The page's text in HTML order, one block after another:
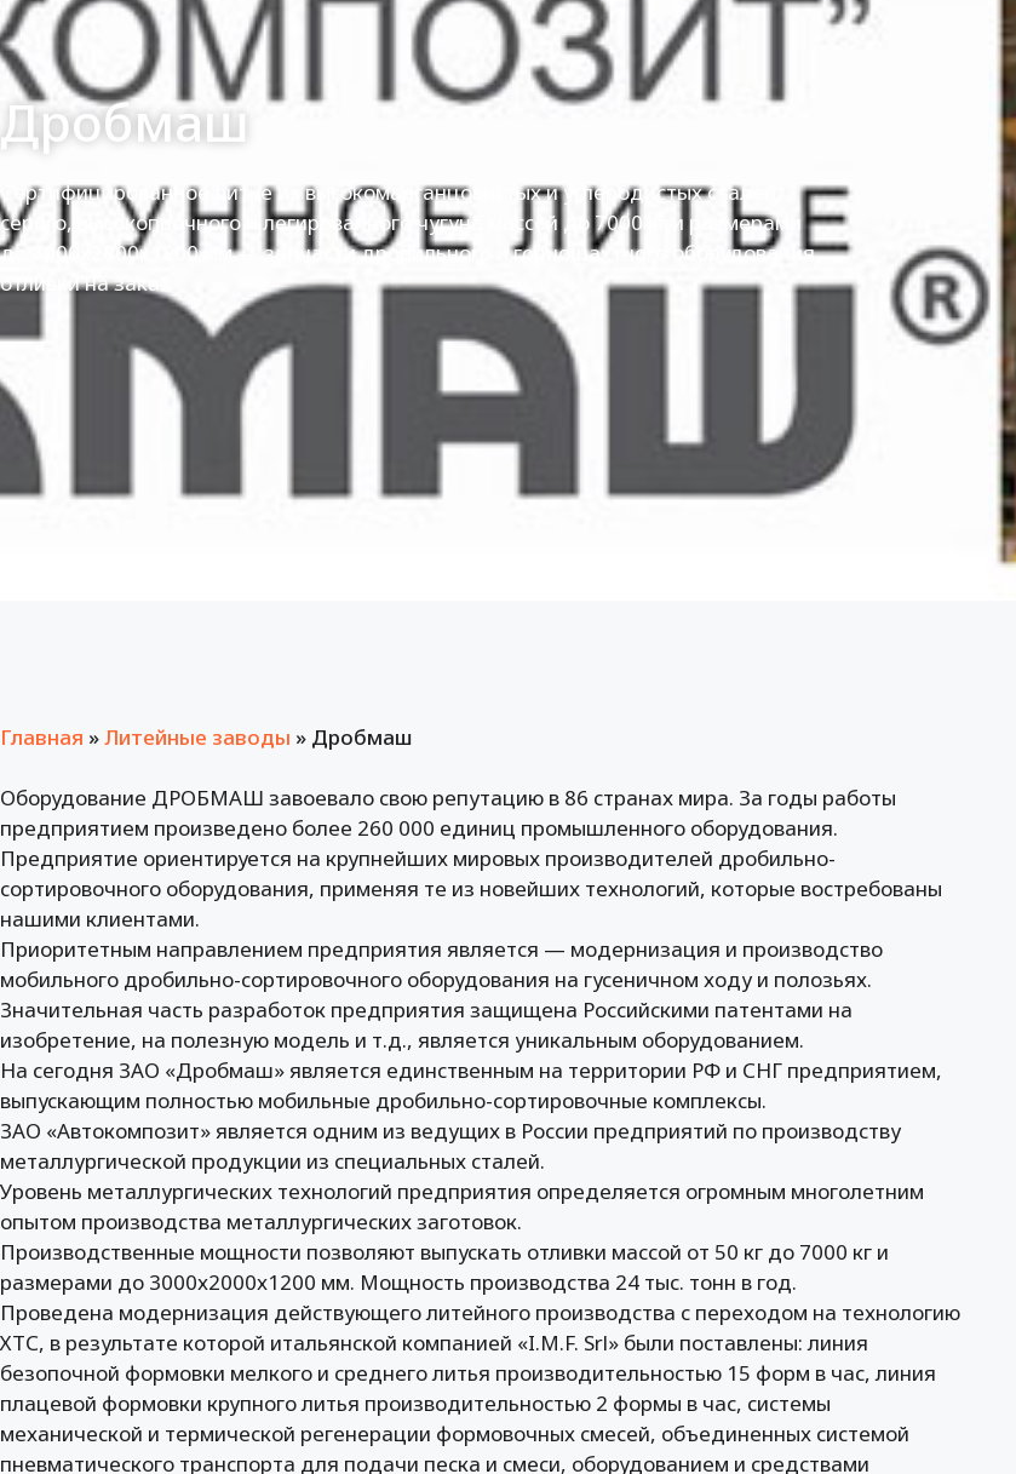
Дробмаш
Сертифицированное литье из высокомарганцовистых и углеродистых сталей,
серого, высокопрочного и легированного чугуна массой до 7000 кг и размерами
до 3000х2000х1200 мм — запчасти дробильного и горношахтного оборудования,
отливки на заказ
Главная »Литейные заводы » Дробмаш
Оборудование ДРОБМАШ завоевало свою репутацию в 86 странах мира. За годы работы
предприятием произведено более 260 000 единиц промышленного оборудования.
Предприятие ориентируется на крупнейших мировых производителей дробильно-
сортировочного оборудования, применяя те из новейших технологий, которые востребованы
нашими клиентами.
Приоритетным направлением предприятия является — модернизация и производство
мобильного дробильно-сортировочного оборудования на гусеничном ходу и полозьях.
Значительная часть разработок предприятия защищена Российскими патентами на
изобретение, на полезную модель и т.д., является уникальным оборудованием.
На сегодня ЗАО «Дробмаш» является единственным на территории РФ и СНГ предприятием,
выпускающим полностью мобильные дробильно-сортировочные комплексы.
ЗАО «Автокомпозит» является одним из ведущих в России предприятий по производству
металлургической продукции из специальных сталей.
Уровень металлургических технологий предприятия определяется огромным многолетним
опытом производства металлургических заготовок.
Производственные мощности позволяют выпускать отливки массой от 50 кг до 7000 кг и
размерами до 3000х2000х1200 мм. Мощность производства 24 тыс. тонн в год.
Проведена модернизация действующего литейного производства с переходом на технологию
ХТС, в результате которой итальянской компанией «I.M.F. Srl» были поставлены: линия
безопочной формовки мелкого и среднего литья производительностью 15 форм в час, линия
плацевой формовки крупного литья производительностью 2 формы в час, системы
механической и термической регенерации формовочных смесей, объединенных системой
пневматического транспорта для подачи песка и смеси, оборудованием и средствами